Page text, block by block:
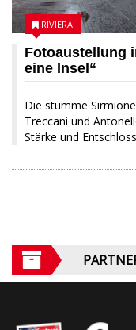
Fotoaustellung
eine Insel“
Die stumme
Treccani und
Stärke und
RIVIERA